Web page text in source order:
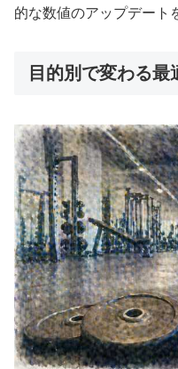
的な数値のアップデート
目的別で変わる